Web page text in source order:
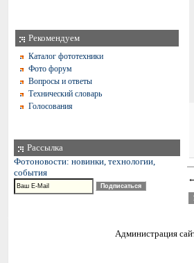
Рекомендуем
Каталог фототехники
Фото форум
Вопросы и ответы
Технический словарь
Голосования
Рассылка
Фотоновости: новинки, технологии,
события
1
Администрация